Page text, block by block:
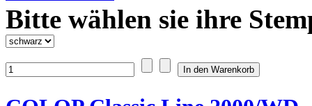
Bitte wählen sie ihre